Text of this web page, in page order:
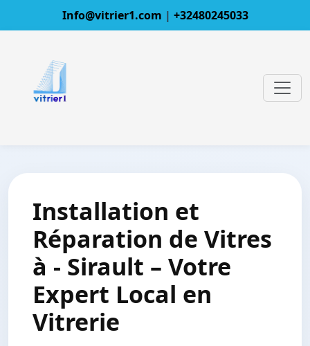
Info@vitrier1.com | +32480245033
Installation et
Réparation de Vitres
à - Sirault – Votre
Expert Local en
Vitrerie